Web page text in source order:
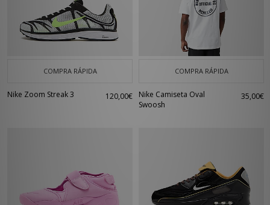
COMPRA RÁPIDA
Nike Zoom Streak 3 120,00€
COMPRA RÁPIDA
Nike Camiseta Oval
Swoosh
35,00€